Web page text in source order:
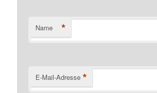
Name *
E-Mail-Adresse *